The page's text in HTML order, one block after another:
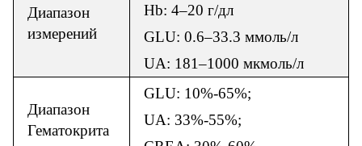
Диапазон
измерений
Hb: 4–20 г/дл
GLU: 0.6–33.3 ммоль/л
UA: 181–1000 мкмоль/л
Диапазон
Гематокрита
GLU: 10%-65%;
UA: 33%-55%;